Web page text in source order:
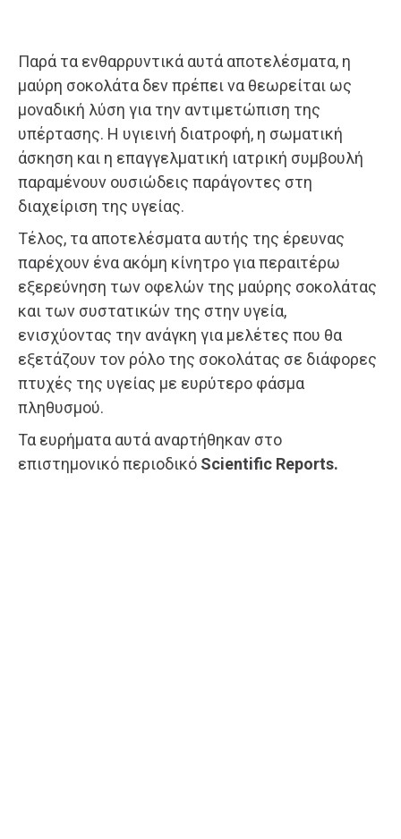
Παρά τα ενθαρρυντικά αυτά αποτελέσματα, η
μαύρη σοκολάτα δεν πρέπει να θεωρείται ως
μοναδική λύση για την αντιμετώπιση της
υπέρτασης. Η υγιεινή διατροφή, η σωματική
άσκηση και η επαγγελματική ιατρική συμβουλή
παραμένουν ουσιώδεις παράγοντες στη
διαχείριση της υγείας.
Τέλος, τα αποτελέσματα αυτής της έρευνας
παρέχουν ένα ακόμη κίνητρο για περαιτέρω
εξερεύνηση των οφελών της μαύρης σοκολάτας
και των συστατικών της στην υγεία,
ενισχύοντας την ανάγκη για μελέτες που θα
εξετάζουν τον ρόλο της σοκολάτας σε διάφορες
πτυχές της υγείας με ευρύτερο φάσμα
πληθυσμού.
Τα ευρήματα αυτά αναρτήθηκαν στο
επιστημονικό περιοδικό Scientific Reports.